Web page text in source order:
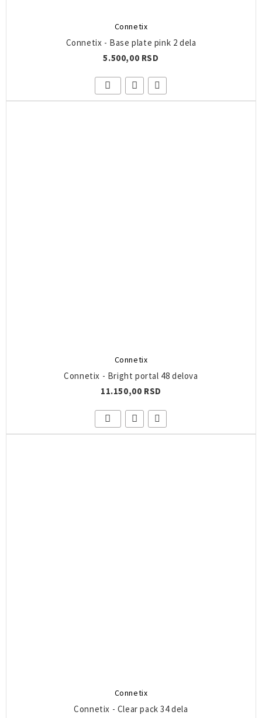
Connetix
Connetix - Base plate pink 2 dela
5.500,00 RSD
Connetix
Connetix - Bright portal 48 delova
11.150,00 RSD
Connetix
Connetix - Clear pack 34 dela